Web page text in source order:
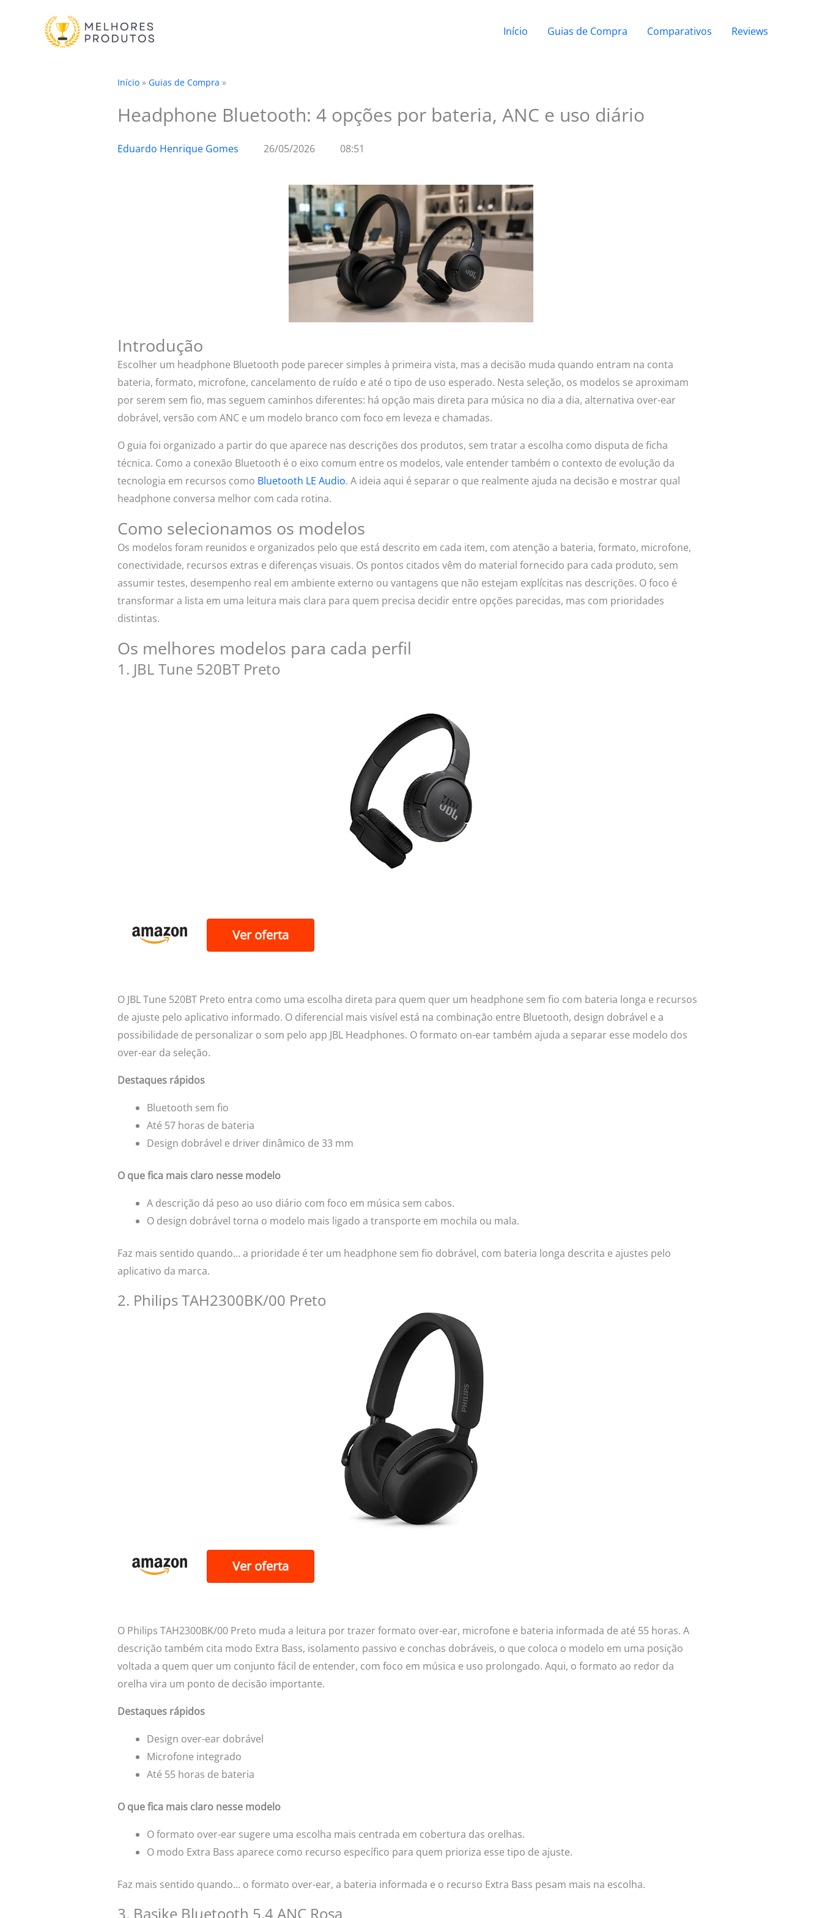
Início Guias de Compra Comparativos Reviews
Início » Guias de Compra »
Headphone Bluetooth: 4 opções por bateria, ANC e uso diário
Eduardo Henrique Gomes 26/05/2026 08:51
Introdução
Escolher um headphone Bluetooth pode parecer simples à primeira vista, mas a decisão muda quando entram na conta
bateria, formato, microfone, cancelamento de ruído e até o tipo de uso esperado. Nesta seleção, os modelos se aproximam
por serem sem fio, mas seguem caminhos diferentes: há opção mais direta para música no dia a dia, alternativa over-ear
dobrável, versão com ANC e um modelo branco com foco em leveza e chamadas.
O guia foi organizado a partir do que aparece nas descrições dos produtos, sem tratar a escolha como disputa de ficha
técnica. Como a conexão Bluetooth é o eixo comum entre os modelos, vale entender também o contexto de evolução da
tecnologia em recursos como Bluetooth LE Audio. A ideia aqui é separar o que realmente ajuda na decisão e mostrar qual
headphone conversa melhor com cada rotina.
Como selecionamos os modelos
Os modelos foram reunidos e organizados pelo que está descrito em cada item, com atenção a bateria, formato, microfone,
conectividade, recursos extras e diferenças visuais. Os pontos citados vêm do material fornecido para cada produto, sem
assumir testes, desempenho real em ambiente externo ou vantagens que não estejam explícitas nas descrições. O foco é
transformar a lista em uma leitura mais clara para quem precisa decidir entre opções parecidas, mas com prioridades
distintas.
Os melhores modelos para cada perfil
1. JBL Tune 520BT Preto
Ver oferta
O JBL Tune 520BT Preto entra como uma escolha direta para quem quer um headphone sem fio com bateria longa e recursos
de ajuste pelo aplicativo informado. O diferencial mais visível está na combinação entre Bluetooth, design dobrável e a
possibilidade de personalizar o som pelo app JBL Headphones. O formato on-ear também ajuda a separar esse modelo dos
over-ear da seleção.
Destaques rápidos
Bluetooth sem fio
Até 57 horas de bateria
Design dobrável e driver dinâmico de 33 mm
O que fica mais claro nesse modelo
A descrição dá peso ao uso diário com foco em música sem cabos.
O design dobrável torna o modelo mais ligado a transporte em mochila ou mala.
Faz mais sentido quando… a prioridade é ter um headphone sem fio dobrável, com bateria longa descrita e ajustes pelo
aplicativo da marca.
2. Philips TAH2300BK/00 Preto
Ver oferta
O Philips TAH2300BK/00 Preto muda a leitura por trazer formato over-ear, microfone e bateria informada de até 55 horas. A
descrição também cita modo Extra Bass, isolamento passivo e conchas dobráveis, o que coloca o modelo em uma posição
voltada a quem quer um conjunto fácil de entender, com foco em música e uso prolongado. Aqui, o formato ao redor da
orelha vira um ponto de decisão importante.
Destaques rápidos
Design over-ear dobrável
Microfone integrado
Até 55 horas de bateria
O que fica mais claro nesse modelo
O formato over-ear sugere uma escolha mais centrada em cobertura das orelhas.
O modo Extra Bass aparece como recurso específico para quem prioriza esse tipo de ajuste.
Faz mais sentido quando… o formato over-ear, a bateria informada e o recurso Extra Bass pesam mais na escolha.
3. Basike Bluetooth 5.4 ANC Rosa